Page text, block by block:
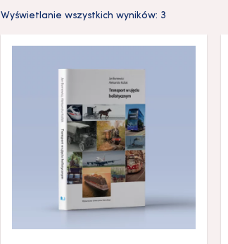
Wyświetlanie wszystkich wyników: 3